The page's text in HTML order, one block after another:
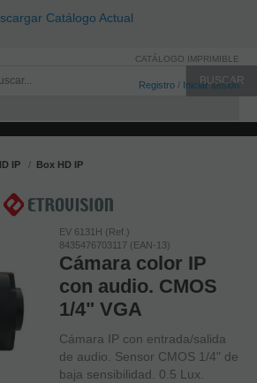
Catálogo Actual
Registro / Iniciar sesión
CATÁLOGO IMPRIMIBLE
IP Box HD IP
EV 6131H (Ref.)
8435476703117 (EAN-13)
Cámara color IP
con audio. CMOS
1/4" VGA
Cámara IP con entrada/salida
de audio. Sensor CMOS 1/4" de
baja sensibilidad. 0.5 Lux.